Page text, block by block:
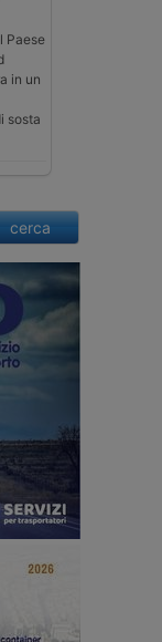
Paese
in un
sosta
cerca